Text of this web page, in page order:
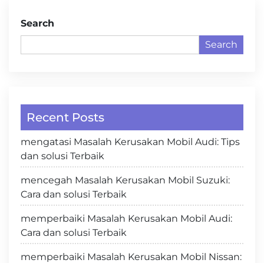
Search
Search
Recent Posts
mengatasi Masalah Kerusakan Mobil Audi: Tips
dan solusi Terbaik
mencegah Masalah Kerusakan Mobil Suzuki:
Cara dan solusi Terbaik
memperbaiki Masalah Kerusakan Mobil Audi:
Cara dan solusi Terbaik
memperbaiki Masalah Kerusakan Mobil Nissan: